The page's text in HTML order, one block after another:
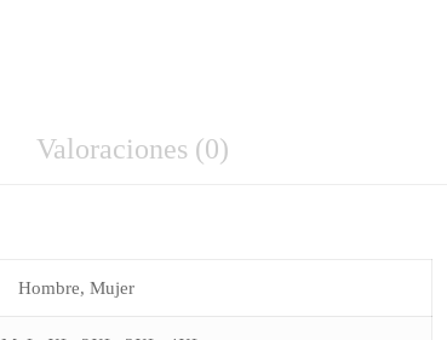
Valoraciones (0)
Hombre, Mujer